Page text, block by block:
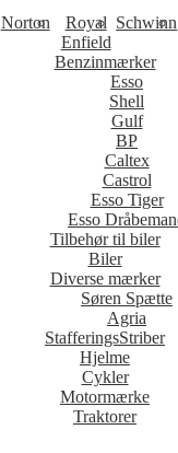
Norton
Royal
Enfield
Schwinn
Benzinmærker
Esso
Shell
Gulf
BP
Caltex
Castrol
Esso Tiger
Esso
Tilbehør til biler
Biler
Diverse mærker
Søren Spætte
Agria
StafferingsStriber
Hjelme
Cykler
Motormærke
Traktorer